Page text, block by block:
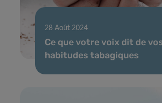
28 Août 2024
Ce que votre voix dit de
habitudes tabagiques